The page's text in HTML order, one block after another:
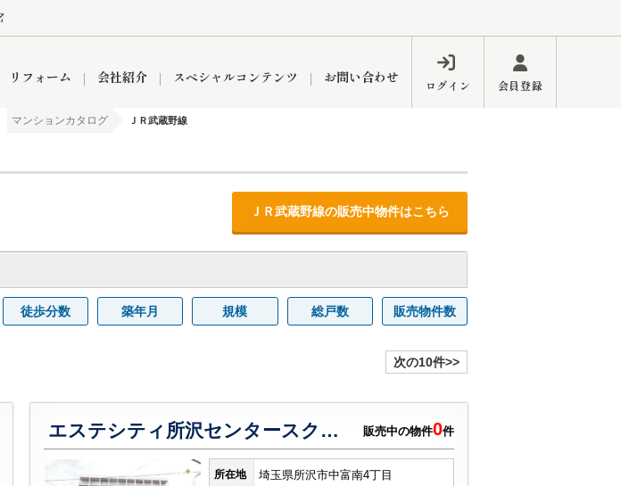
朝霞市 西東京市 東村山市 東大和市
リフォーム 会社紹介 スペシャルコンテンツ お問い合わせ ログイン 会員登録
マンションカタログ ＪＲ武蔵野線
ＪＲ武蔵野線の販売中物件はこちら
徒歩分数 築年月 規模 総戸数 販売物件数
次の10件>>
エステシティ所沢センタースクエア１号棟 販売中の物件0件
所在地 埼玉県所沢市中富南4丁目